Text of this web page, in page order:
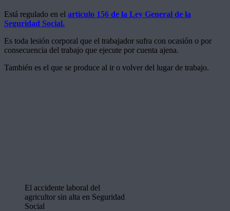
Está regulado en el artículo 156 de la Ley General de la
Seguridad Social.
Es toda lesión corporal que el trabajador sufra con ocasión o por
consecuencia del trabajo que ejecute por cuenta ajena.
También es el que se produce al ir o volver del lugar de trabajo.
El accidente laboral del
agricultor sin alta en Seguridad
Social